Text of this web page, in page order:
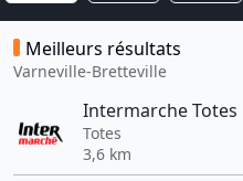
Meilleurs résultats
Varneville-Bretteville
Intermarche Totes
Totes
3,6 km